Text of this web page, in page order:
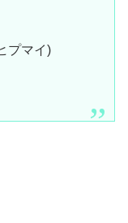
プマイ)